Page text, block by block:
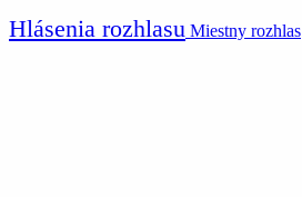
Hlásenia rozhlasu Miestny rozhlas